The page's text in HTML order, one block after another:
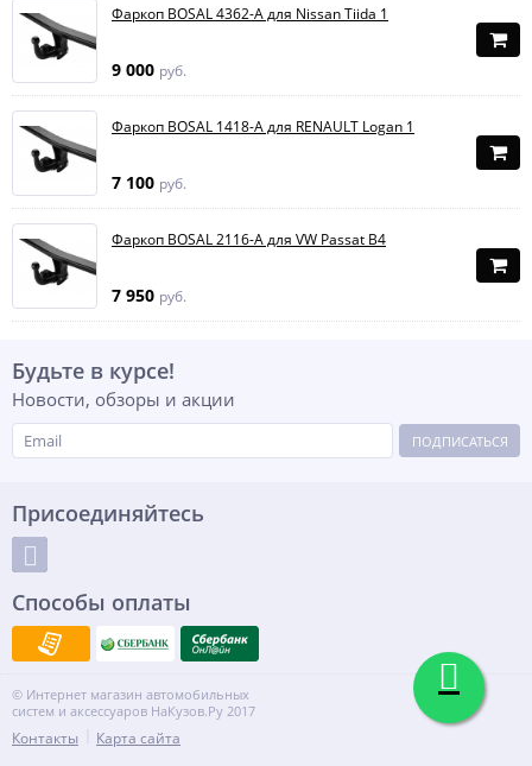
Фаркоп BOSAL 4362-A для Nissan Tiida 1
9 000 руб.
Фаркоп BOSAL 1418-A для RENAULT Logan 1
7 100 руб.
Фаркоп BOSAL 2116-A для VW Passat B4
7 950 руб.
Будьте в курсе!
Новости, обзоры и акции
ПОДПИСАТЬСЯ
Присоединяйтесь
Способы оплаты
© Интернет магазин автомобильных
систем и аксессуаров НаКузов.Ру 2017
Контакты Карта сайта